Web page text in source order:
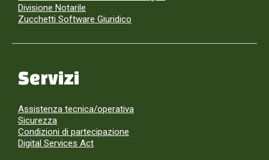
Divisione Notarile
Zucchetti Software Giuridico
Servizi
Assistenza tecnica/operativa
Sicurezza
Condizioni di partecipazione
Digital Services Act